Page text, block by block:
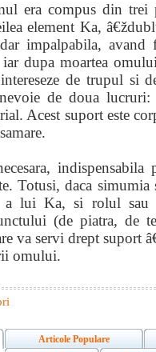
era compus din
element Ka,
impalpabila,
dupa moartea
de trupul si
de doua
Acest suport este
Totusi, daca simumia
a lui Ka, si rolul sau
(de piatra, de
va servi drept suport
omului.
Articole Populare